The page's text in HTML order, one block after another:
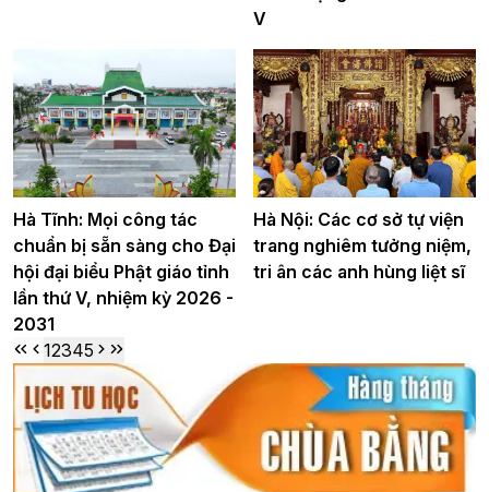
V
Hà Tĩnh: Mọi công tác
chuẩn bị sẵn sàng cho Đại
hội đại biểu Phật giáo tỉnh
lần thứ V, nhiệm kỳ 2026 -
2031
Hà Nội: Các cơ sở tự viện
trang nghiêm tưởng niệm,
tri ân các anh hùng liệt sĩ
12345